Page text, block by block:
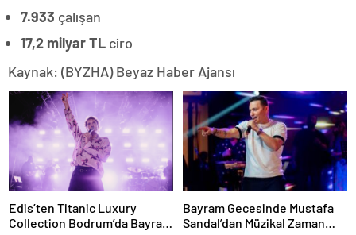
7.933 çalışan
17,2 milyar TL ciro
Kaynak: (BYZHA) Beyaz Haber Ajansı
Edis’ten Titanic Luxury
Collection Bodrum’da Bayram
Bayram Gecesinde Mustafa
Sandal’dan Müzikal Zaman